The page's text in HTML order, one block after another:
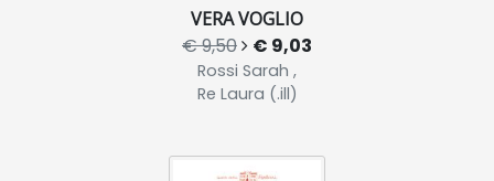
VERA VOGLIO
€ 9,50 € 9,03
Rossi Sarah ,
Re Laura (.ill)